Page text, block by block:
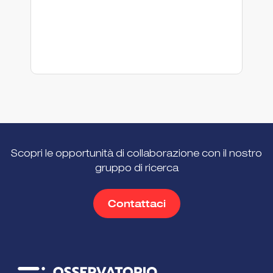
Scopri le opportunità di collaborazione con il nostro
gruppo di ricerca
Contattaci